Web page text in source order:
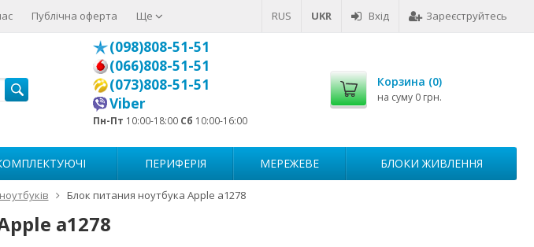
RUS UKR Вхід Зареєструйтесь
Публічна оферта Ще
(098)808-51-51
(066)808-51-51
(073)808-51-51
Viber
Пн-Пт 10:00-18:00 Сб 10:00-16:00
Корзина (0)
на суму 0 грн.
ПЕРИФЕРІЯ МЕРЕЖЕВЕ БЛОКИ ЖИВЛЕННЯ
Блок питания ноутбука Apple a1278
a1278